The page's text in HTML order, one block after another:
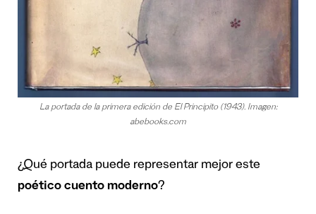
La portada de la primera edición de El Principito (1943). Imagen:
abebooks.com
¿Qué portada puede representar mejor este
poético cuento moderno?